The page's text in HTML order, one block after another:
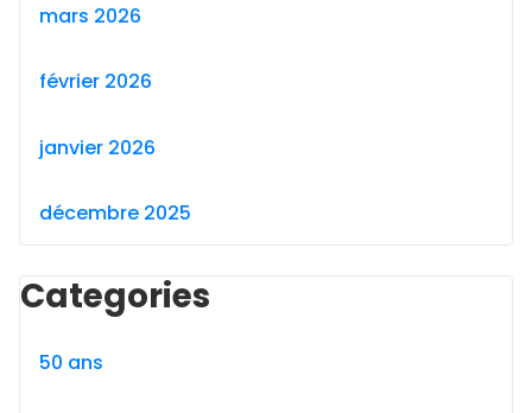
mars 2026
février 2026
janvier 2026
décembre 2025
Categories
50 ans